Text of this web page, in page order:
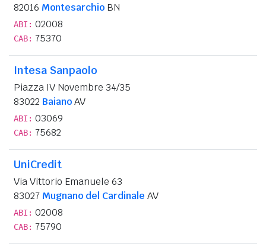
82016 Montesarchio BN
ABI: 02008
CAB: 75370
Intesa Sanpaolo
Piazza IV Novembre 34/35
83022 BaianoAV
ABI: 03069
CAB: 75682
UniCredit
Via Vittorio Emanuele 63
83027 Mugnano del Cardinale AV
ABI: 02008
CAB: 75790